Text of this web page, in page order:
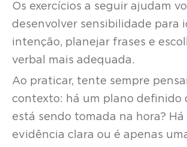
Os exercícios a seguir ajudam
desenvolver sensibilidade para
intenção, planejar frases e
verbal mais adequada.
Ao praticar, tente sempre
contexto: há um plano definido
está sendo tomada na hora? Há
evidência clara ou é apenas